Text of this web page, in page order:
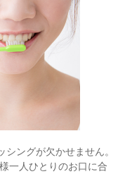
ングが欠かせません。
一人ひとりのお口に合